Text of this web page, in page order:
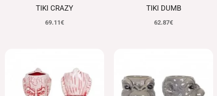
TIKI CRAZY
69.11€
TIKI DUMB
62.87€
original
era:
77.95€.
actual
es:
75.61€.
era:
97.14€.
es:
94.23€.